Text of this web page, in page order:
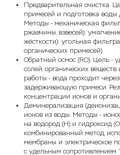
Предварительная очистка.
примесей и подготовка
Методы - механическая
ржавчины, взвесей);
жёсткости); угольная
органических примесей).
Обратный осмос (RO). Цель -
солей, органических
работы - вода проходит
задерживающую примеси.
концентрации ионов и
Деминерализация
ионов из воды. Методы -
на водород (H) и гидроксид
комбинированный метод,
мембраны и электрическое
с удельным сопротивлением